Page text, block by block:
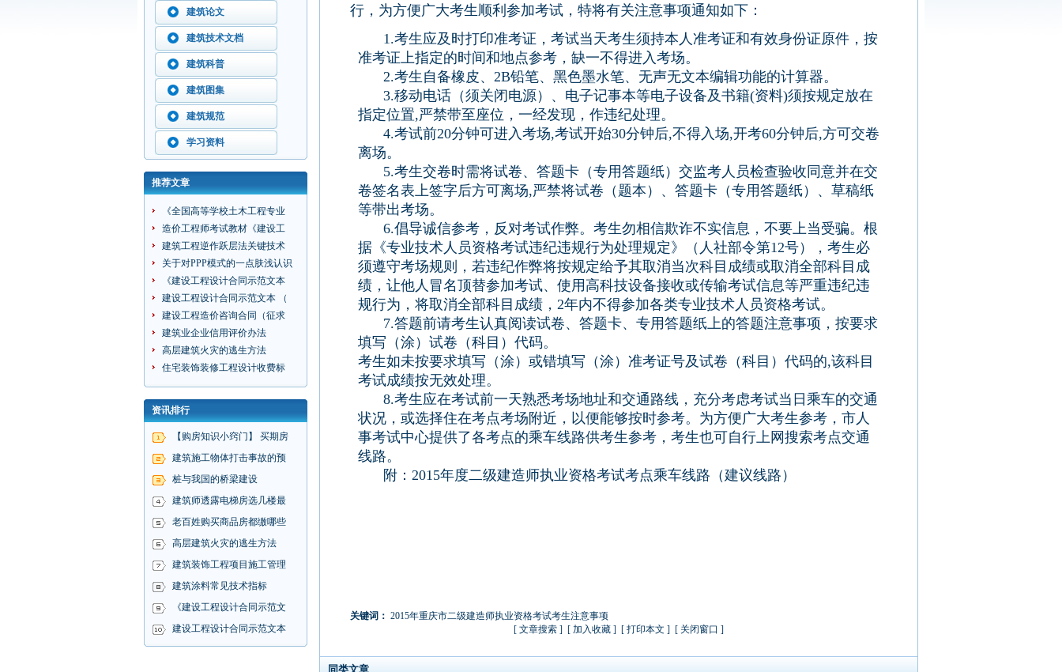
建筑论文
建筑技术文档
建筑科普
建筑图集
建筑规范
学习资料
推荐文章
《全国高等学校土木工程专业
造价工程师考试教材《建设工
建筑工程逆作跃层法关键技术
关于对PPP模式的一点肤浅认识
《建设工程设计合同示范文本
建设工程设计合同示范文本 （
建设工程造价咨询合同（征求
建筑业企业信用评价办法
高层建筑火灾的逃生方法
住宅装饰装修工程设计收费标
资讯排行
【购房知识小窍门】 买期房
建筑施工物体打击事故的预
桩与我国的桥梁建设
建筑师透露电梯房选几楼最
老百姓购买商品房都缴哪些
高层建筑火灾的逃生方法
建筑装饰工程项目施工管理
建筑涂料常见技术指标
《建设工程设计合同示范文
建设工程设计合同示范文本
行，为方便广大考生顺利参加考试，特将有关注意事项通知如下：
1.考生应及时打印准考证，考试当天考生须持本人准考证和有效身份证原件，按
准考证上指定的时间和地点参考，缺一不得进入考场。
2.考生自备橡皮、2B铅笔、黑色墨水笔、无声无文本编辑功能的计算器。
3.移动电话（须关闭电源）、电子记事本等电子设备及书籍(资料)须按规定放在
指定位置,严禁带至座位，一经发现，作违纪处理。
4.考试前20分钟可进入考场,考试开始30分钟后,不得入场,开考60分钟后,方可交卷
离场。
5.考生交卷时需将试卷、答题卡（专用答题纸）交监考人员检查验收同意并在交
卷签名表上签字后方可离场,严禁将试卷（题本）、答题卡（专用答题纸）、草稿纸
等带出考场。
6.倡导诚信参考，反对考试作弊。考生勿相信欺诈不实信息，不要上当受骗。根
据《专业技术人员资格考试违纪违规行为处理规定》（人社部令第12号），考生必
须遵守考场规则，若违纪作弊将按规定给予其取消当次科目成绩或取消全部科目成
绩，让他人冒名顶替参加考试、使用高科技设备接收或传输考试信息等严重违纪违
规行为，将取消全部科目成绩，2年内不得参加各类专业技术人员资格考试。
7.答题前请考生认真阅读试卷、答题卡、专用答题纸上的答题注意事项，按要求
填写（涂）试卷（科目）代码。
考生如未按要求填写（涂）或错填写（涂）准考证号及试卷（科目）代码的,该科目
考试成绩按无效处理。
8.考生应在考试前一天熟悉考场地址和交通路线，充分考虑考试当日乘车的交通
状况，或选择住在考点考场附近，以便能够按时参考。为方便广大考生参考，市人
事考试中心提供了各考点的乘车线路供考生参考，考生也可自行上网搜索考点交通
线路。
附：2015年度二级建造师执业资格考试考点乘车线路（建议线路）
关键词： 2015年重庆市二级建造师执业资格考试考生注意事项
[ 文章搜索 ] [ 加入收藏 ] [ 打印本文 ] [ 关闭窗口 ]
同类文章